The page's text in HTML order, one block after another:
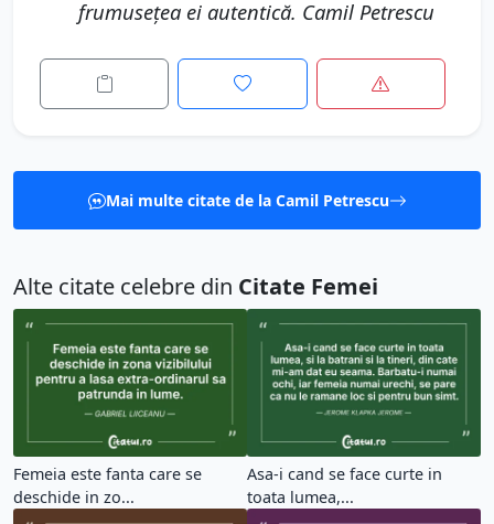
frumusețea ei autentică. Camil Petrescu
Mai multe citate de la Camil Petrescu
Alte citate celebre din Citate Femei
Femeia este fanta care se
deschide in zo...
Asa-i cand se face curte in
toata lumea,...